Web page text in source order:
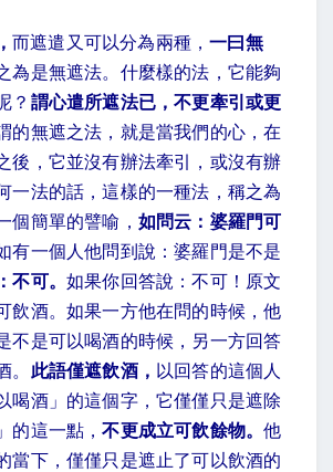
而遮遣又可以分為兩種，一曰無
為是無遮法。什麼樣的法，它能夠
？ 謂心遣所遮法已，不更牽引或更
的無遮之法，就是當我們的心，在
後，它並沒有辦法牽引，或沒有辦
一法的話，這樣的一種法，稱之為
個簡單的譬喻， 如問云：婆羅門可
有一個人他問到說：婆羅門是不是
不可。 如果你回答說：不可！原文
飲酒。如果一方他在問的時候，他
不是可以喝酒的時候，另一方回答
。 此語僅遮飲酒， 以回答的這個人
喝酒」的這個字，它僅僅只是遮除
的這一點，不更成立可飲餘物。他
當下，僅僅只是遮止了可以飲酒的